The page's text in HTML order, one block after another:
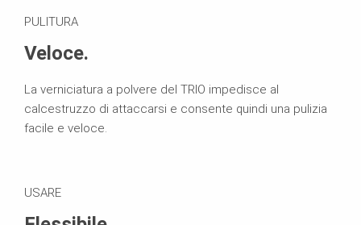
PULITURA
Veloce.
La verniciatura a polvere del TRIO impedisce al
calcestruzzo di attaccarsi e consente quindi una pulizia
facile e veloce.
USARE